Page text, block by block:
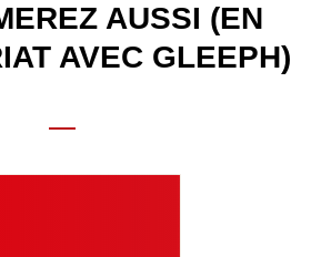
AUSSI (EN
AVEC GLEEPH)